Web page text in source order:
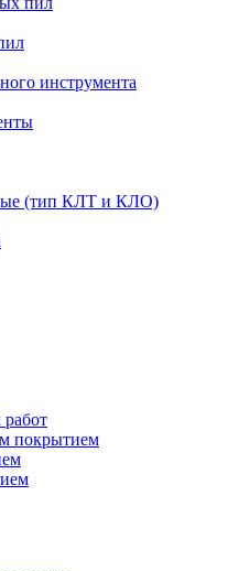
инструмента
(тип КЛТ и КЛО)
покрытием